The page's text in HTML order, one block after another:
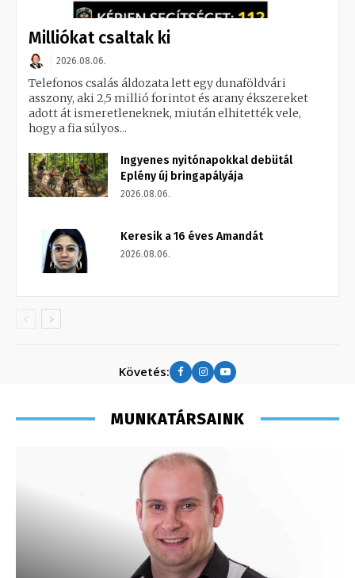
Milliókat csaltak ki
2026.08.06.
Telefonos csalás áldozata lett egy dunaföldvári
asszony, aki 2,5 millió forintot és arany ékszereket
adott át ismeretleneknek, miután elhitették vele,
hogy a fia súlyos...
Ingyenes nyitónapokkal debütál
Eplény új bringapályája
2026.08.06.
Keresik a 16 éves Amandát
2026.08.06.
Követés:
MUNKATÁRSAINK